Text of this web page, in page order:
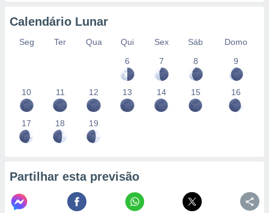
Calendário Lunar
Seg Ter Qua Qui Sex Sáb
Domo
6
7 8 9
10 11 12 13 14 15 16
17 18 19
Partilhar esta previsão